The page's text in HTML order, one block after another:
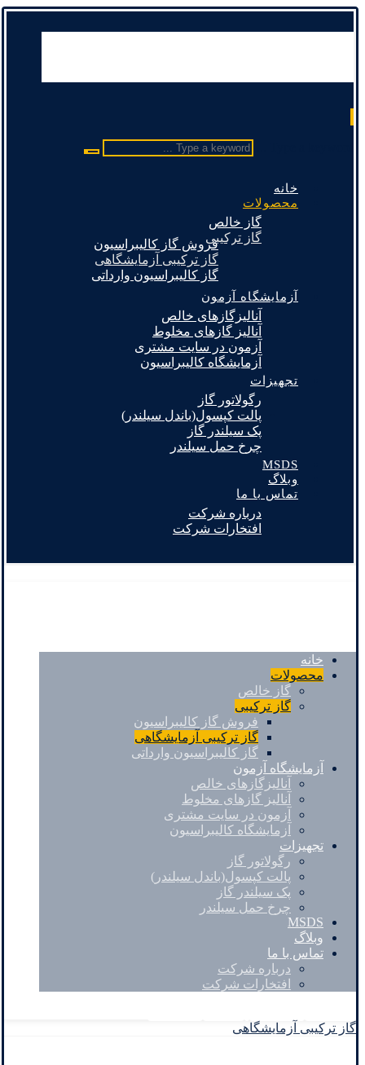
خانه
محصولات
گاز خالص
گاز ترکیبیفروش گاز کالیبراسیون
گاز ترکیبی آزمایشگاهی
گاز کالیبراسیون وارداتی
آزمایشگاه آزمون
آنالیزگازهای خالص
آنالیز گازهای مخلوط
آزمون در سایت مشتری
آزمایشگاه کالیبراسیون
تجهیزات
رگولاتور گاز
پالت کپسول(باندل سیلندر)
پک سیلندر گاز
چرخ حمل سیلندر
MSDS
وبلاگ
تماس با ما
درباره شرکت
افتخارات شرکت
خانه
محصولات
گاز خالص
گاز ترکیبی
فروش گاز کالیبراسیون
گاز ترکیبی آزمایشگاهی
گاز کالیبراسیون وارداتی
آزمایشگاه آزمون
آنالیزگازهای خالص
آنالیز گازهای مخلوط
آزمون در سایت مشتری
آزمایشگاه کالیبراسیون
تجهیزات
رگولاتور گاز
پالت کپسول(باندل سیلندر)
پک سیلندر گاز
چرخ حمل سیلندر
MSDS
وبلاگ
تماس با ما
درباره شرکت
افتخارات شرکت
گاز ترکیبی آزمایشگاهی